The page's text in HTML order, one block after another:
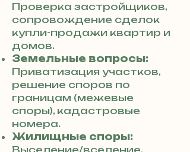
Проверка застройщиков,
сопровождение сделок
купли-продажи квартир и
домов.
Земельные вопросы:
Приватизация участков,
решение споров по
границам (межевые
споры), кадастровые
номера.
Жилищные споры:
Выселение/вселение,